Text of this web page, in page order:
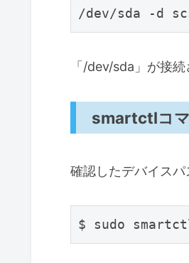
「/dev/sda」が接
smartctlコ
確認したデバイスパ